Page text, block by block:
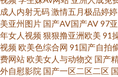
夜久久精品视频 婷婷色播综合在
免费视频 丁香花婷婷色导航 波
成人内射无码激情五月极品婷婷
美亚州图片 国产AV国产AV97
年女人视频狠狠撸亚洲欧美 91
视频欧美色综合网 91国产自拍
费网站欧美女人与动物交 国产
外自慰影院 国产一区二区二区